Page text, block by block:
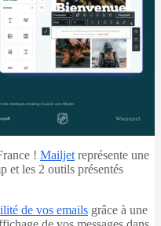
! Mailjet représente une
et les 2 outils présentés
de vos emails grâce à une